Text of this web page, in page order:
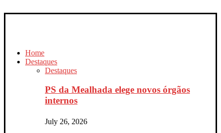
Home
Destaques
Destaques
PS da Mealhada elege novos órgãos
internos
July 26, 2026